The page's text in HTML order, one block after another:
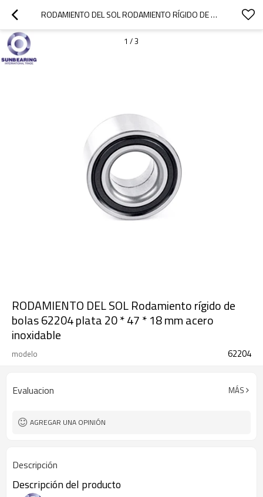
RODAMIENTO DEL SOL RODAMIENTO RÍGIDO DE BOLAS 62204 PLATA 20 * 47 * 18 MM ACERO INOXIDABLE
1 /3
RODAMIENTO DEL SOL Rodamiento rígido de
bolas 62204 plata 20 * 47 * 18 mm acero
inoxidable
modelo 62204
Evaluacion MÁS
AGREGAR UNA OPINIÓN
Descripción
Descripción del producto